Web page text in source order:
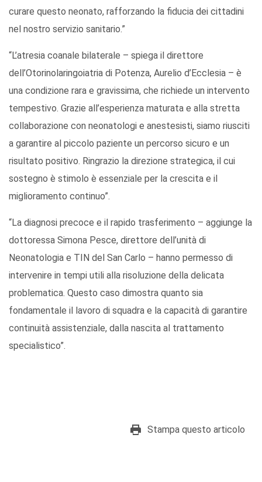
curare questo neonato, rafforzando la fiducia dei cittadini
nel nostro servizio sanitario.”
“L’atresia coanale bilaterale – spiega il direttore
dell’Otorinolaringoiatria di Potenza, Aurelio d’Ecclesia – è
una condizione rara e gravissima, che richiede un intervento
tempestivo. Grazie all’esperienza maturata e alla stretta
collaborazione con neonatologi e anestesisti, siamo riusciti
a garantire al piccolo paziente un percorso sicuro e un
risultato positivo. Ringrazio la direzione strategica, il cui
sostegno è stimolo è essenziale per la crescita e il
miglioramento continuo”.
“La diagnosi precoce e il rapido trasferimento – aggiunge la
dottoressa Simona Pesce, direttore dell’unità di
Neonatologia e TIN del San Carlo – hanno permesso di
intervenire in tempi utili alla risoluzione della delicata
problematica. Questo caso dimostra quanto sia
fondamentale il lavoro di squadra e la capacità di garantire
continuità assistenziale, dalla nascita al trattamento
specialistico”.
Stampa questo articolo